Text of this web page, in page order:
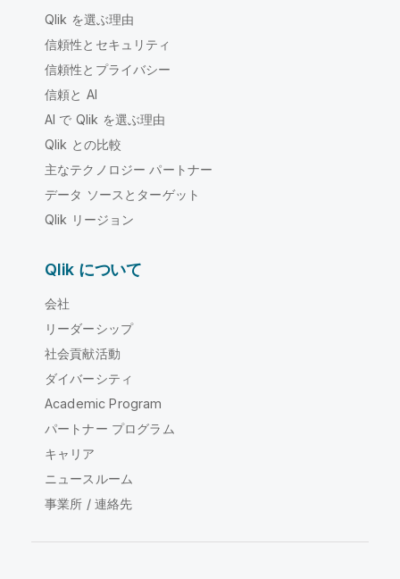
Qlik を選ぶ理由
信頼性とセキュリティ
信頼性とプライバシー
信頼と AI
AI で Qlik を選ぶ理由
Qlik との比較
主なテクノロジー パートナー
データ ソースとターゲット
Qlik リージョン
Qlik について
会社
リーダーシップ
社会貢献活動
ダイバーシティ
Academic Program
パートナー プログラム
キャリア
ニュースルーム
事業所 / 連絡先